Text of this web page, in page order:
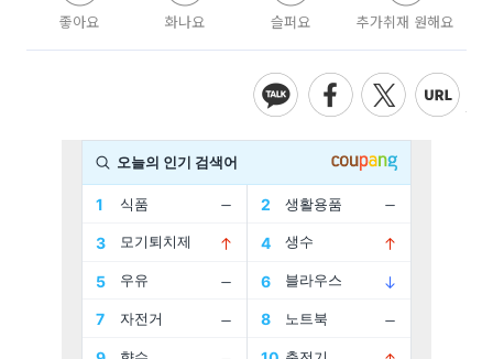
좋아요 화나요 슬퍼요 추가취재 원해요